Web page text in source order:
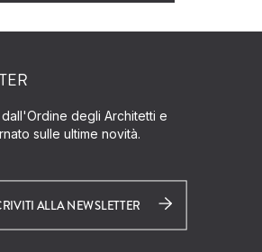
degli Architetti e
sulle ultime novità.
ALLA NEWSLETTER